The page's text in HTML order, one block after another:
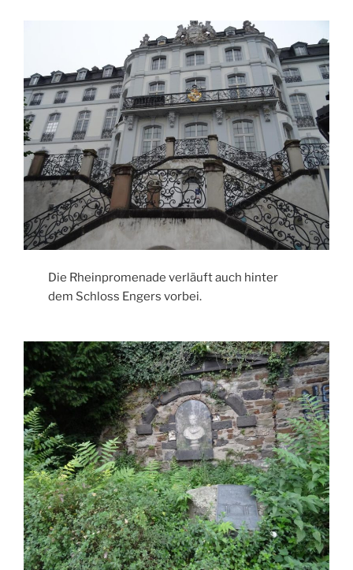
Die Rheinpromenade verläuft auch hinter
dem Schloss Engers vorbei.